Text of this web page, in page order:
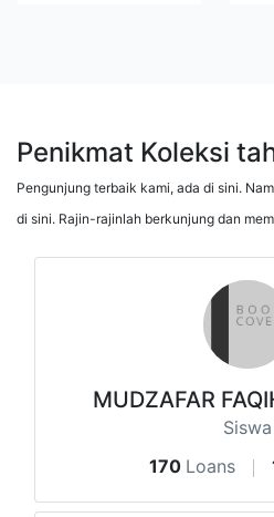
Penikmat Koleksi
Pengunjung terbaik kami, ada di sini.
di sini. Rajin-rajinlah berkunjung dan
MUDZAFAR
Siswa
170 Loans